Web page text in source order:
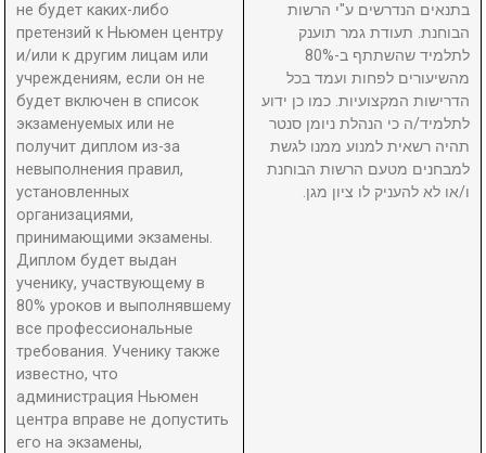
не будет каких-либо
претензий к Ньюмен центру
и/или к другим лицам или
учреждениям, если он не
будет включен в список
экзаменуемых или не
получит диплом из-за
невыполнения правил,
установленных
организациями,
принимающими экзамены.
Диплом будет выдан
ученику, участвующему в
80% уроков и выполнявшему
все профессиональные
требования. Ученику также
известно, что
администрация Ньюмен
центра вправе не допустить
его на экзамены,
בתנאים הנדרשים ע"י הרשות
הבוחנת. תעודת גמר תוענק
לתלמיד שהשתתף ב-80%
מהשיעורים לפחות ועמד בכל
הדרישות המקצועיות. כמו כן ידוע
לתלמיד/ה כי הנהלת ניומן סנטר
תהיה רשאית למנוע ממנו לגשת
למבחנים מטעם הרשות הבוחנת
ו/או לא להעניק לו ציון מגן.